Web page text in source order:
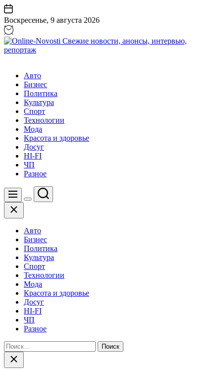
Перейти
к
содержанию
Воскресенье, 9 августа 2026
Свежие
новости,
анонсы,
интервью,
репортаж
Авто
Бизнес
Политика
Культура
Спорт
Технологии
Мода
Красота и здоровье
Досуг
HI-FI
ЧП
Разное
Меню
Цвет
Поиск
Закрыть
Авто
Бизнес
Политика
Культура
Спорт
Технологии
Мода
Красота и здоровье
Досуг
HI-FI
ЧП
Разное
Найти:
Закрыть
поиск